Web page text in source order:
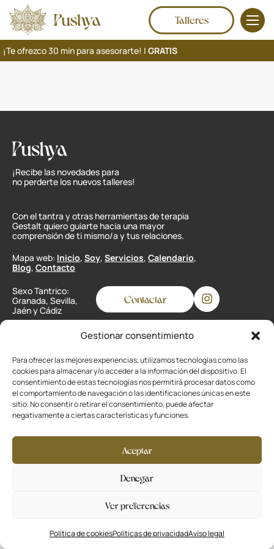
Gestionar consentimiento
Para ofrecer las mejores experiencias, utilizamos tecnologías como las
cookies para almacenar y/o acceder a la información del dispositivo. El
consentimiento de estas tecnologías nos permitirá procesar datos como
el comportamiento de navegación o las identificaciones únicas en este
sitio. No consentir o retirar el consentimiento, puede afectar
negativamente a ciertas características y funciones.
Aceptar
Denegar
Ver preferencias
Política de cookiesPolíticas de privacidadAviso legal
Talleres
¡Te ofrezco 30 min para asesorarte! | GRATIS
¡Recibe las novedades para
no perderte los nuevos talleres!
Con el tantra y otras herramientas de terapia
Gestalt quiero guiarte hacia una mayor
comprensión de ti mismo/a y tus relaciones.
Mapa web: Inicio, Soy, Servicios, Calendario,
Blog, Contacto
Sexo Tantrico:
Granada, Sevilla,
Jaén y Cádiz
Contactar
Privacidad
Cookies
Aviso legal
Desarrollado porLa Ola Buena